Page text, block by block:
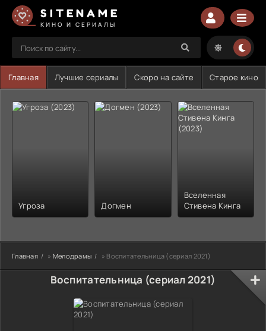
SITENAME
КИНО И СЕРИАЛЫ
Главная Лучшие сериалы Скоро на сайте Старое кино
Угроза Догмен
Вселенная
Стивена Кинга
Главная » Мелодрамы » Воспитательница (сериал 2021)
Воспитательница (сериал 2021)